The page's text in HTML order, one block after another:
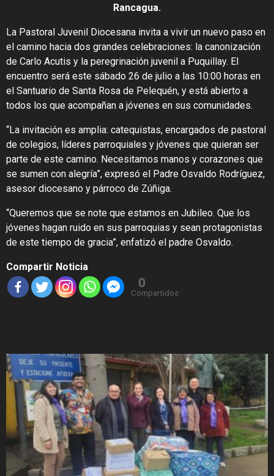
Rancagua.
La Pastoral Juvenil Diocesana invita a vivir un nuevo paso en
el camino hacia dos grandes celebraciones: la canonización
de Carlo Acutis y la peregrinación juvenil a Puquillay. El
encuentro será este sábado 26 de julio a las 10:00 horas en
el Santuario de Santa Rosa de Pelequén, y está abierto a
todos los que acompañan a jóvenes en sus comunidades.
“La invitación es amplia: catequistas, encargados de pastoral
de colegios, líderes parroquiales y jóvenes que quieran ser
parte de este camino. Necesitamos manos y corazones que
se sumen con alegría”, expresó el Padre Osvaldo Rodríguez,
asesor diocesano y párroco de Zúñiga.
“Queremos que se note que estamos en Jubileo. Que los
jóvenes hagan ruido en sus parroquias y sean protagonistas
de este tiempo de gracia”, enfatizó el padre Osvaldo.
Compartir Noticia
0
Compartidos